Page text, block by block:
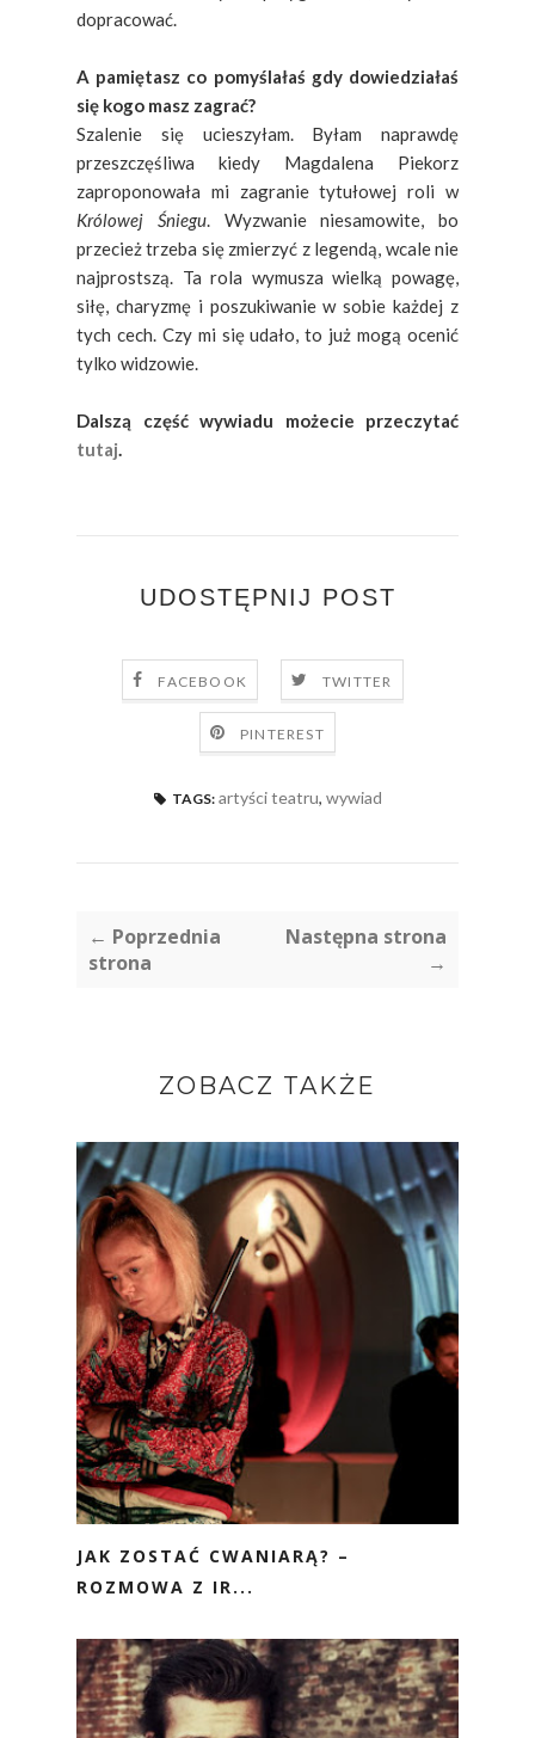
dopracować.
A pamiętasz co pomyślałaś gdy dowiedziałaś
się kogo masz zagrać?
Szalenie się ucieszyłam. Byłam naprawdę
przeszczęśliwa kiedy Magdalena Piekorz
zaproponowała mi zagranie tytułowej roli w
Królowej Śniegu. Wyzwanie niesamowite, bo
przecież trzeba się zmierzyć z legendą, wcale nie
najprostszą. Ta rola wymusza wielką powagę,
siłę, charyzmę i poszukiwanie w sobie każdej z
tych cech. Czy mi się udało, to już mogą ocenić
tylko widzowie.
Dalszą część wywiadu możecie przeczytać
tutaj.
UDOSTĘPNIJ POST
FACEBOOK TWITTER
PINTEREST
TAGS: artyści teatru, wywiad
← Poprzednia
strona
Następna strona
→
ZOBACZ TAKŻE
JAK ZOSTAĆ CWANIARĄ? –
ROZMOWA Z IR...